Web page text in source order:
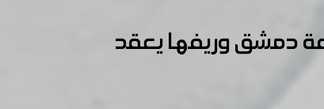
دمشق وريفها يعقد